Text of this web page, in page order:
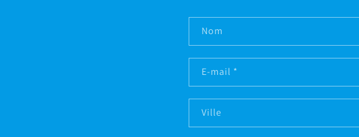
Nom
E-mail *
Ville